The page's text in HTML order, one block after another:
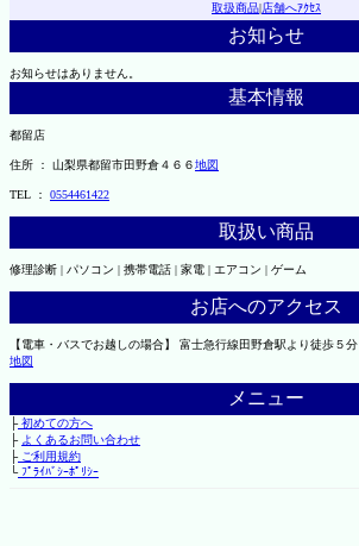
取扱商品|店舗へｱｸｾｽ
お知らせ
お知らせはありません。
基本情報
都留店
住所 ： 山梨県都留市田野倉４６６地図
TEL ： 0554461422
取扱い商品
修理診断 | パソコン | 携帯電話 | 家電 | エアコン | ゲーム
お店へのアクセス
【電車・バスでお越しの場合】 富士急行線田野倉駅より徒歩５分
地図
メニュー
├初めての方へ
├ よくあるお問い合わせ
├ご利用規約
└ﾌﾟﾗｲﾊﾞｼｰﾎﾟﾘｼｰ